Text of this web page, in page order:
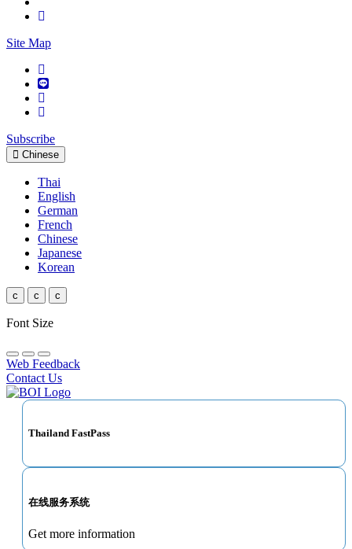
Site Map
Subscribe
Chinese
Thai
English
German
French
Chinese
Japanese
Korean
c c c
Font Size
Web Feedback
Contact Us
Thailand FastPass
在线服务系统
Get more information